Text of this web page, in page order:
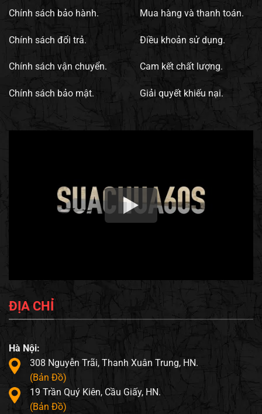
Chính sách bảo hành.
Chính sách đổi trả.
Chính sách vận chuyển.
Chính sách bảo mật.
Mua hàng và thanh toán.
Điều khoản sử dụng.
Cam kết chất lượng.
Giải quyết khiếu nại.
ĐỊA CHỈ
Hà Nội:
308 Nguyễn Trãi, Thanh Xuân Trung, HN.
(Bản Đồ)
19 Trần Quý Kiên, Cầu Giấy, HN.
(Bản Đồ)